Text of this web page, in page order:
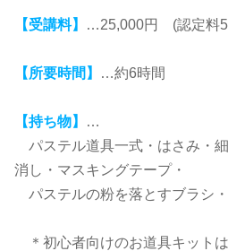
【受講料】 …25,000円 (認定料
【所要時間】 …約6時間
【持ち物】
…
パステル道具一式・はさみ・
消し・マスキングテープ・
パステルの粉を落とすブラシ
＊初心者向けのお道具キット